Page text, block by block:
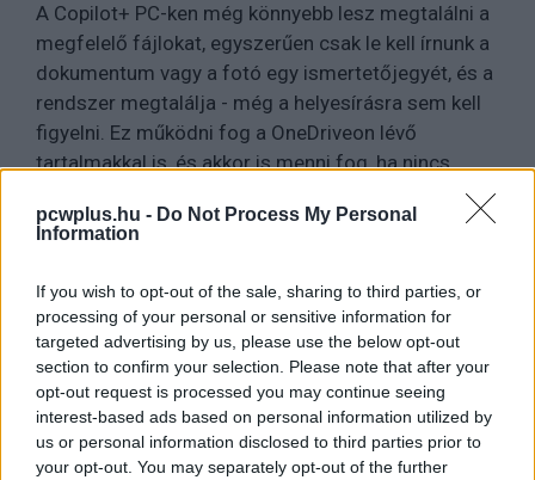
pcwplus.hu - Do Not Process My Personal
Information
If you wish to opt-out of the sale, sharing to third parties, or
processing of your personal or sensitive information for
targeted advertising by us, please use the below opt-out
section to confirm your selection. Please note that after your
opt-out request is processed you may continue seeing
interest-based ads based on personal information utilized by
us or personal information disclosed to third parties prior to
your opt-out. You may separately opt-out of the further
A Copilot+ PC-ken még könnyebb lesz megtalálni a
megfelelő fájlokat, egyszerűen csak le kell írnunk a
dokumentum vagy a fotó egy ismertetőjegyét, és a
rendszer megtalálja - még a helyesírásra sem kell
figyelni. Ez működni fog a OneDriveon lévő
tartalmakkal is, és akkor is menni fog, ha nincs
internetkapcsolat. A továbbfejlesztett keresés eleinte
csak a fájlkezelőben lesz elérhető, majd a Windows